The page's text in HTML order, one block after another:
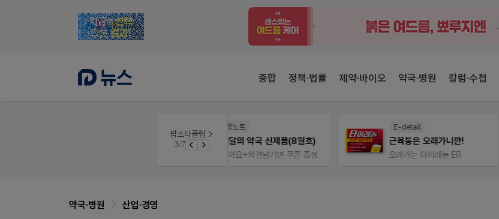
종합 정책·법률 제약·바이오 약국·병원 칼럼·수첩
팜스타클럽
3/7
이달의 약국 신제품(8월호) 근육통은 오래가니깐!
오래가는 타이레놀 ER
JW SHOP
약국·병원 산업·경영